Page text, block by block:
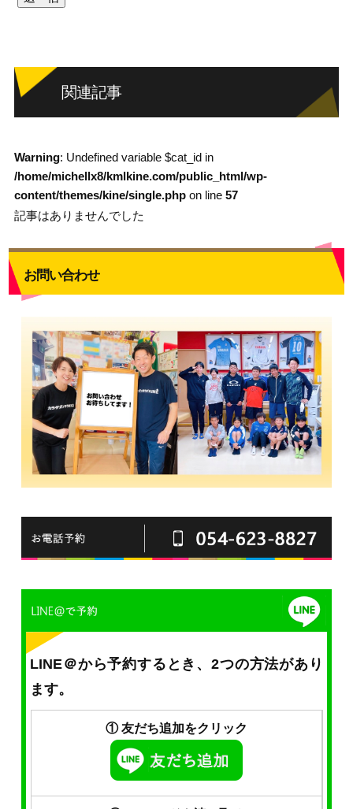
関連記事
Warning: Undefined variable $cat_id in
/home/michellx8/kmlkine.com/public_html/wp-
content/themes/kine/single.phpon line 57
記事はありませんでした
お問い合わせ
LINE＠から予約するとき、2つの方法があり
ます。
① 友だち追加をクリック